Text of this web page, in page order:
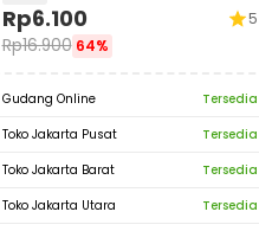
Rp6.100
Rp16.900 64%
5
Gudang Online
Tersedia
Toko Jakarta Pusat
Tersedia
Toko Jakarta Barat
Tersedia
Toko Jakarta Utara
Tersedia